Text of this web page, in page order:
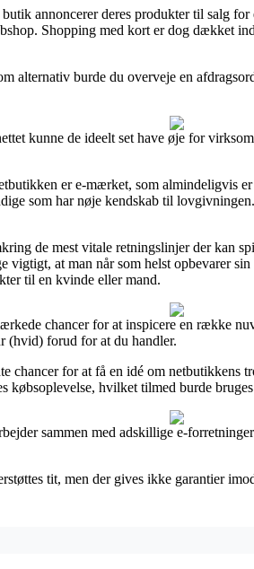
annoncerer deres produkter til salg
Shopping med kort er dog dækket
alternativ burde du overveje en
kunne de ideelt set have øje for
er e-mærket, som almindeligvis
som har nøje kendskab til
de mest vitale retningslinjer der kan
vigtigt, at man når som helst opbevarer
til en kvinde eller mand.
chancer for at inspicere en række
(hvid) forud for at du handler.
chancer for at få en idé om
købsoplevelse, hvilket tilmed burde
sammen med adskillige e-
tit, men der gives ikke garantier